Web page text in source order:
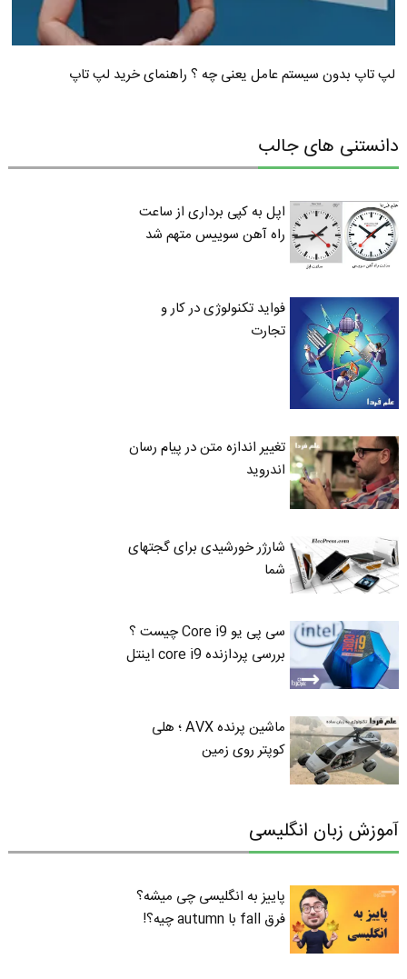
لپ تاپ بدون سیستم عامل یعنی چه ؟ راهنمای خرید لپ تاپ
دانستنی های جالب
اپل به کپی برداری از ساعت
راه آهن سوییس متهم شد
فواید تکنولوژی در کار و
تجارت
تغییر اندازه متن در پیام رسان
اندروید
شارژر خورشیدی برای گجتهای
شما
سی پی یو Core i9 چیست ؟
بررسی پردازنده core i9 اینتل
ماشین پرنده AVX ؛ هلی
کوپتر روی زمین
آموزش زبان انگلیسی
پاییز به انگلیسی چی میشه؟
فرق fall با autumn چیه؟!